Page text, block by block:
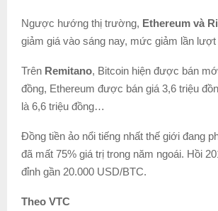
Ngược hướng thị trường, Ethereum và
giảm giá vào sáng nay, mức giảm lần lượt
Trên Remitano, Bitcoin hiện được bán
đồng, Ethereum được bán giá 3,6 triệu
là 6,6 triệu đồng…
Đồng tiền ảo nổi tiếng nhất thế giới đang
đã mất 75% giá trị trong năm ngoái. Hồi
đỉnh gần 20.000 USD/BTC.
Theo VTC